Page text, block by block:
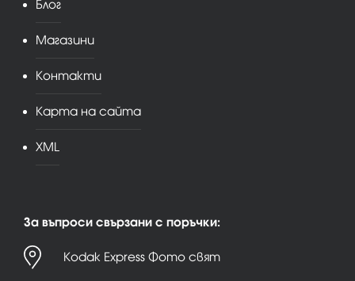
Блог
Магазини
Контакти
Карта на сайта
XML
За въпроси свързани с поръчки:
Kodak Express Фото свят